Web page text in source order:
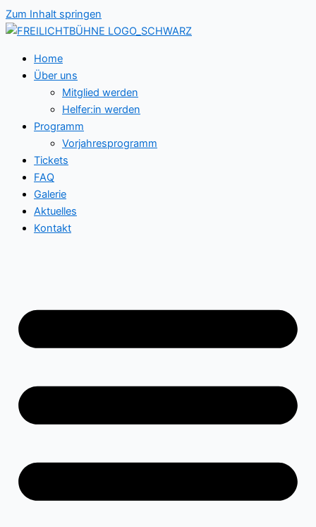
Zum Inhalt springen
Home
Über uns
Mitglied werden
Helfer:in werden
Programm
Vorjahresprogramm
Tickets
FAQ
Galerie
Aktuelles
Kontakt